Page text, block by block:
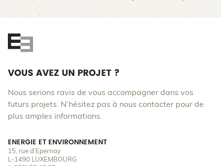
VOUS AVEZ UN PROJET ?
Nous serions ravis de vous accompagner dans vos
futurs projets. N’hésitez pas à nous contacter pour de
plus amples informations.
ENERGIE ET ENVIRONNEMENT
15, rue d’Epernay
L-1490 LUXEMBOURG